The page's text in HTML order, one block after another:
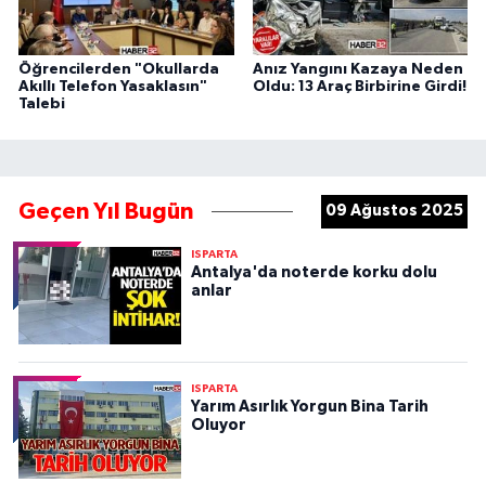
Öğrencilerden "Okullarda
Akıllı Telefon Yasaklasın"
Talebi
Anız Yangını Kazaya Neden
Oldu: 13 Araç Birbirine Girdi!
Geçen Yıl Bugün 09 Ağustos 2025
ISPARTA
Antalya'da noterde korku dolu
anlar
ISPARTA
Yarım Asırlık Yorgun Bina Tarih
Oluyor